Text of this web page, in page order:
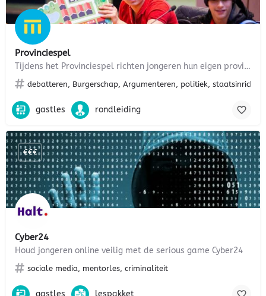
Provinciespel
Tijdens het Provinciespel richten jongeren hun eigen provincie in. Moet er meer streekvervoer komen, sneller…
debatteren, Burgerschap, Argumenteren, politiek,
gastles rondleiding
Cyber24
Houd jongeren online veilig met de serious game Cyber24
sociale media, mentorles, criminaliteit
€€€
gastles lespakket